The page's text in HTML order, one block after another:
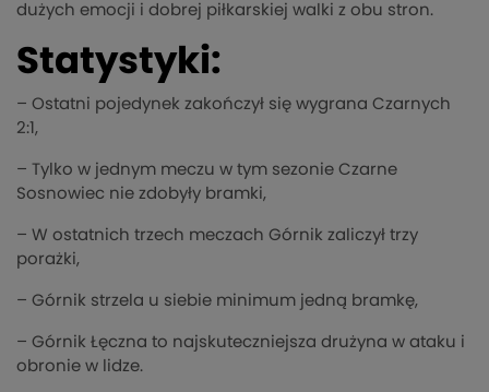
dużych emocji i dobrej piłkarskiej walki z obu stron.
Statystyki:
– Ostatni pojedynek zakończył się wygrana Czarnych
2:1,
– Tylko w jednym meczu w tym sezonie Czarne
Sosnowiec nie zdobyły bramki,
– W ostatnich trzech meczach Górnik zaliczył trzy
porażki,
– Górnik strzela u siebie minimum jedną bramkę,
– Górnik Łęczna to najskuteczniejsza drużyna w ataku i
obronie w lidze.